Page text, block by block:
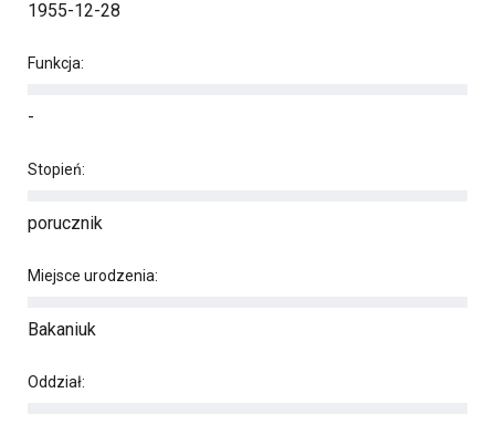
1955-12-28
Funkcja:
-
Stopień:
porucznik
Miejsce urodzenia:
Bakaniuk
Oddział: